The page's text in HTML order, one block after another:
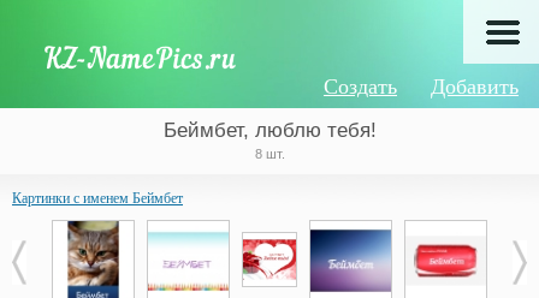
Добавить
Создать
Беймбет, люблю тебя!
8 шт.
Картинки с именем Беймбет